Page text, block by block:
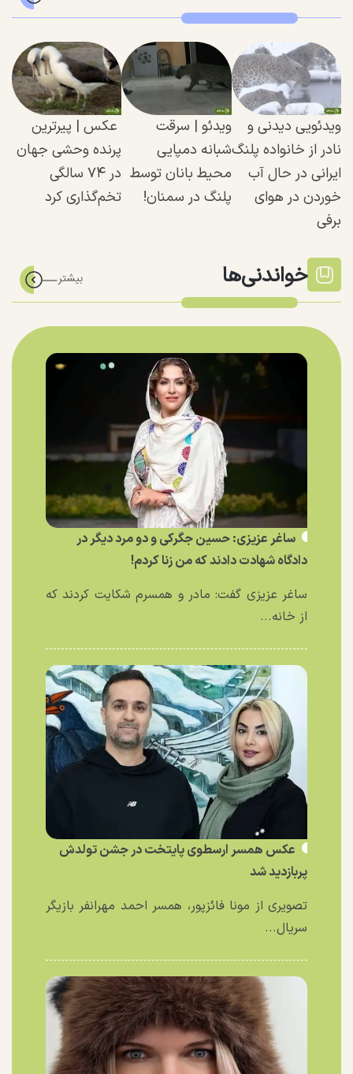
ویدئویی دیدنی و
نادر از خانواده پلنگ
ایرانی در حال آب
خوردن در هوای
برفی
ویدئو |‌ سرقت
شبانه دمپایی
محیط بانان توسط
پلنگ در سمنان!
عکس | پیرترین
پرنده وحشی جهان
در ۷۴ سالگی
تخم‌گذاری کرد
خواندنی‌ها
ساغر عزیزی: حسین جگرکی و دو مرد دیگر در
دادگاه شهادت دادند که من زنا کردم!
ساغر عزیزی گفت: مادر و همسرم شکایت کردند که
از خانه...
عکس همسر ارسطوی پایتخت در جشن تولدش
پربازدید شد
تصویری از مونا فائزپور، همسر احمد مهرانفر بازیگر
سریال...